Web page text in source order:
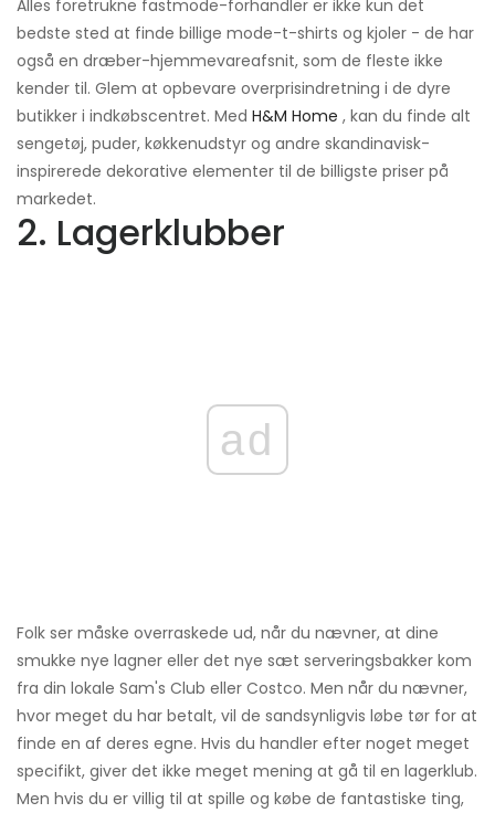
Alles foretrukne fastmode-forhandler er ikke kun det
bedste sted at finde billige mode-t-shirts og kjoler - de har
også en dræber-hjemmevareafsnit, som de fleste ikke
kender til. Glem at opbevare overprisindretning i de dyre
butikker i indkøbscentret. Med H&M Home , kan du finde alt
sengetøj, puder, køkkenudstyr og andre skandinavisk-
inspirerede dekorative elementer til de billigste priser på
markedet.
2. Lagerklubber
ad
Folk ser måske overraskede ud, når du nævner, at dine
smukke nye lagner eller det nye sæt serveringsbakker kom
fra din lokale Sam's Club eller Costco. Men når du nævner,
hvor meget du har betalt, vil de sandsynligvis løbe tør for at
finde en af ​​deres egne. Hvis du handler efter noget meget
specifikt, giver det ikke meget mening at gå til en lagerklub.
Men hvis du er villig til at spille og købe de fantastiske ting,